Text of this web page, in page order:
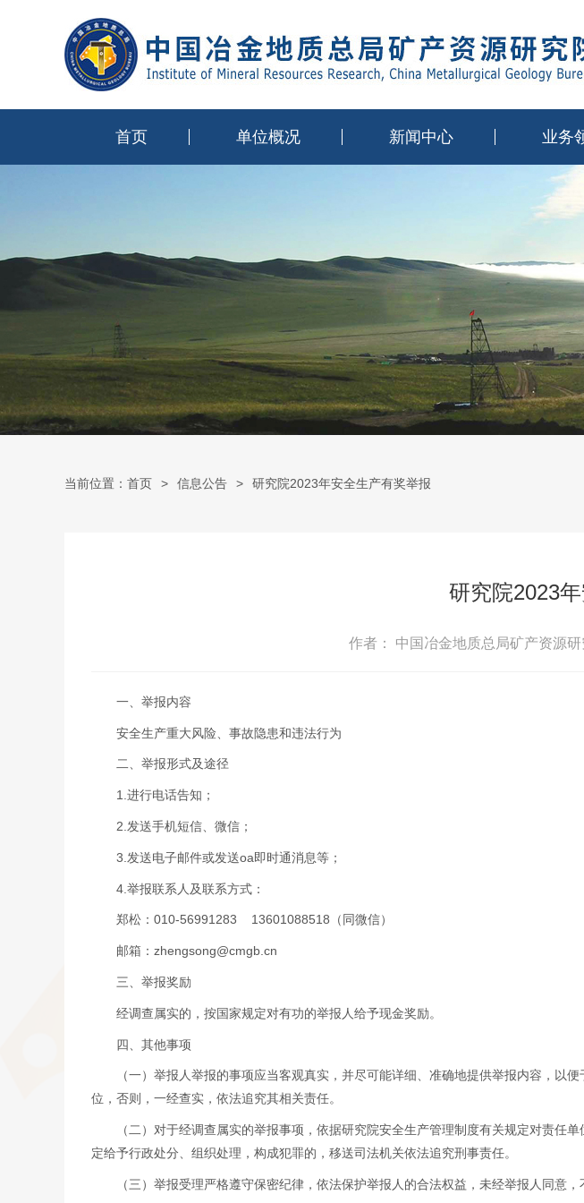
首页 单位概况 新闻中心 业务
当前位置：首页 信息公告 研究院2023年安全生产有奖举报
研究院2023
作者： 中国冶金地质总局矿产资源研
一、举报内容
安全生产重大风险、事故隐患和违法行为
二、举报形式及途径
1.进行电话告知；
2.发送手机短信、微信；
3.发送电子邮件或发送oa即时通消息等；
4.举报联系人及联系方式：
郑松：010-56991283 13601088518（同微信）
邮箱：zhengsong@cmgb.cn
三、举报奖励
经调查属实的，按国家规定对有功的举报人给予现金奖励。
四、其他事项
（一）举报人举报的事项应当客观真实，并尽可能详细、准确地提供举报内容，以便
位，否则，一经查实，依法追究其相关责任。
（二）对于经调查属实的举报事项，依据研究院安全生产管理制度有关规定对责任单
定给予行政处分、组织处理，构成犯罪的，移送司法机关依法追究刑事责任。
（三）举报受理严格遵守保密纪律，依法保护举报人的合法权益，未经举报人同意，